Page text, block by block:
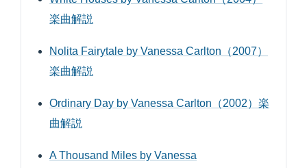
楽曲解説
Nolita Fairytale by Vanessa Carlton（2007）
楽曲解説
Ordinary Day by Vanessa Carlton（2002）楽
曲解説
A Thousand Miles by Vanessa